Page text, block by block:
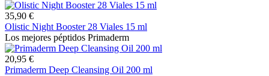
35,90 €
Olistic Night Booster 28 Viales 15 ml
Los mejores péptidos Primaderm
20,95 €
Primaderm Deep Cleansing Oil 200 ml